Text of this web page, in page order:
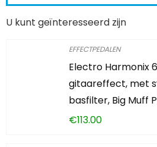
U kunt geïnteresseerd zijn
EFFECTPEDALEN
Electro Harmonix
gitaareffect, met
basfilter, Big Muff
€113.00